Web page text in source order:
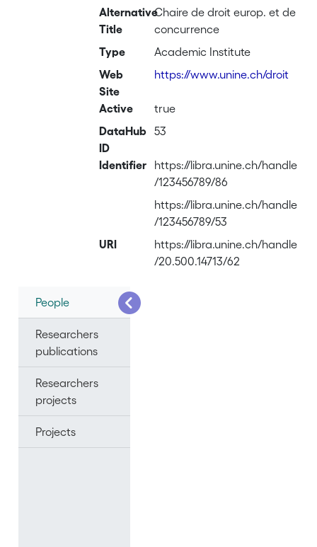
Alternative
Title
Chaire de droit europ. et de
concurrence
Type
Academic Institute
Web
Site
https://www.unine.ch/droit
Active
true
DataHub
ID
53
Identifier
https://libra.unine.ch/handle
/123456789/86
https://libra.unine.ch/handle
/123456789/53
URI
https://libra.unine.ch/handle
/20.500.14713/62
People
Researchers
publications
Researchers
projects
Projects